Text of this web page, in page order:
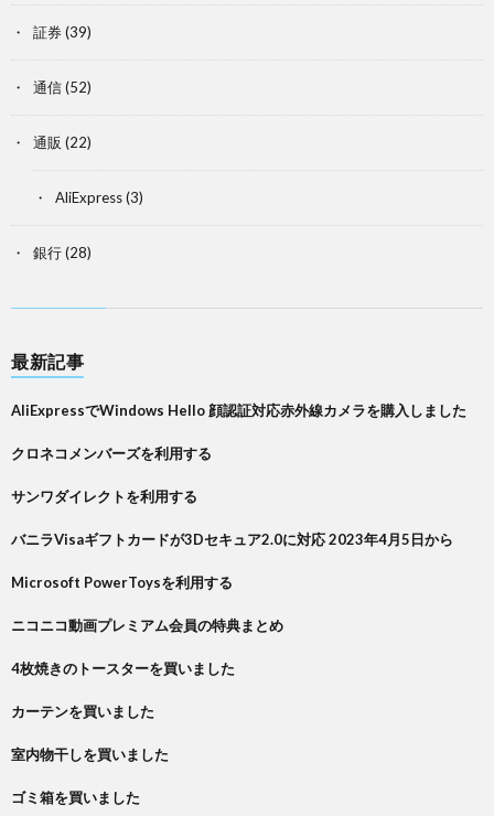
証券(39)
通信(52)
通販 (22)
AliExpress(3)
銀行(28)
最新記事
AliExpressでWindows Hello 顔認証対応赤外線カメラを購入しました
クロネコメンバーズを利用する
サンワダイレクトを利用する
バニラVisaギフトカードが3Dセキュア2.0に対応 2023年4月5日から
Microsoft PowerToysを利用する
ニコニコ動画プレミアム会員の特典まとめ
4枚焼きのトースターを買いました
カーテンを買いました
室内物干しを買いました
ゴミ箱を買いました